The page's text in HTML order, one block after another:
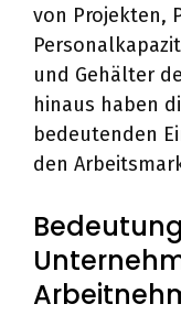
von Projekten,
und Gehälter
hinaus haben
bedeutenden
den